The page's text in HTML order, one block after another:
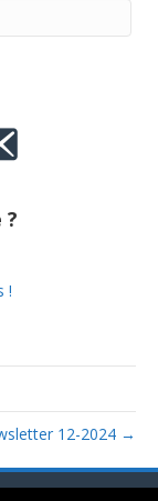
?
!
12-2024 →